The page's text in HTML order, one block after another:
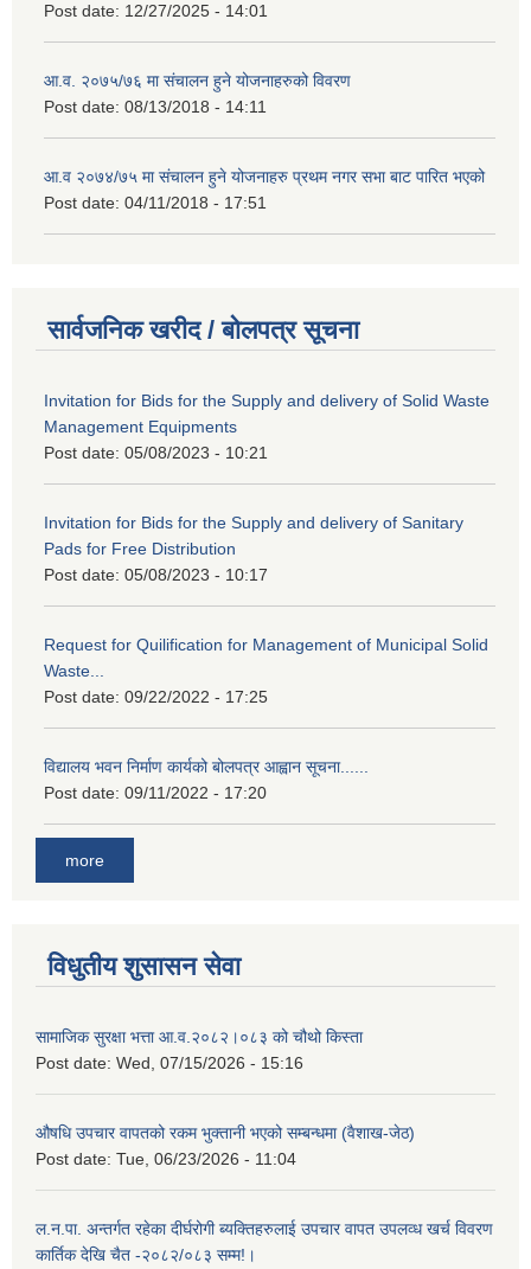
Post date: 12/27/2025 - 14:01
आ.व. २०७५/७६ मा संचालन हुने योजनाहरुको विवरण
Post date: 08/13/2018 - 14:11
आ.व २०७४/७५ मा संचालन हुने योजनाहरु प्रथम नगर सभा बाट पारित भएको
Post date: 04/11/2018 - 17:51
सार्वजनिक खरीद / बोलपत्र सूचना
Invitation for Bids for the Supply and delivery of Solid Waste
Management Equipments
Post date: 05/08/2023 - 10:21
Invitation for Bids for the Supply and delivery of Sanitary
Pads for Free Distribution
Post date: 05/08/2023 - 10:17
Request for Quilification for Management of Municipal Solid
Waste...
Post date: 09/22/2022 - 17:25
विद्यालय भवन निर्माण कार्यको बोलपत्र आह्वान सूचना......
Post date: 09/11/2022 - 17:20
more
विधुतीय शुसासन सेवा
सामाजिक सुरक्षा भत्ता आ.व.२०८२।०८३ को चौथो किस्ता
Post date: Wed, 07/15/2026 - 15:16
औषधि उपचार वापतको रकम भुक्तानी भएको सम्बन्धमा (वैशाख-जेठ)
Post date: Tue, 06/23/2026 - 11:04
ल.न.पा. अन्तर्गत रहेका दीर्घरोगी ब्यक्तिहरुलाई उपचार वापत उपलव्ध खर्च विवरण
कार्तिक देखि चैत -२०८२/०८३ सम्म!।